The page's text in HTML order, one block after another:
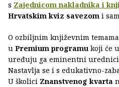
s Zajednicom nakladnika i
Hrvatskim kviz savezom i
O ozbiljnim književnim
u Premium programu koji će
uređuju ga eminentni urednici
Nastavlja se i s edukativno-
U školici Znanstvenog kvarta